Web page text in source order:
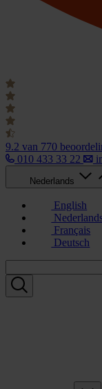
9.2 van 770
010 433 33 22
Nederlands
English
Français
Deutsch